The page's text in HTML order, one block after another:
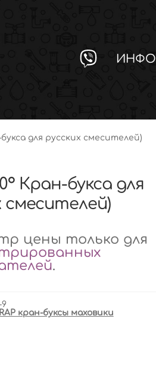
ИНФО
для русских смесителей)
Кран-букса для
смесителей)
цены только для
.
9
кран-буксы маховики